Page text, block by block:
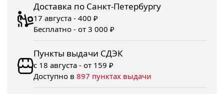
Доставка по Санкт-Петербургу
17 августа - 400 ₽
Бесплатно - от 3 000 ₽
Пункты выдачи СДЭК
с 18 августа - от 159 ₽
Доступно в 897 пунктах выдачи